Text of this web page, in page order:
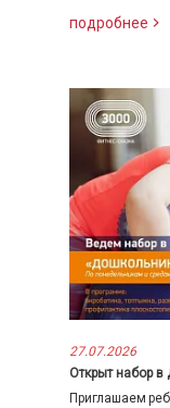
подробнее
27.07.2026
Открыт набор в
Приглашаем